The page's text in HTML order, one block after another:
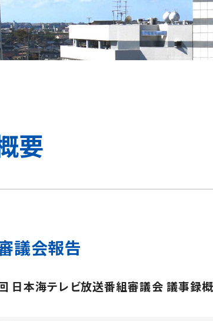
要
議会報告
日本海テレビ放送番組審議会 議事録